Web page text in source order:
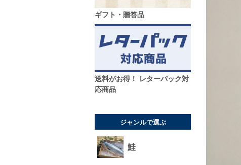
ギフト・贈答品
送料がお得！ レターパック対
応商品
ジャンルで選ぶ
鮭